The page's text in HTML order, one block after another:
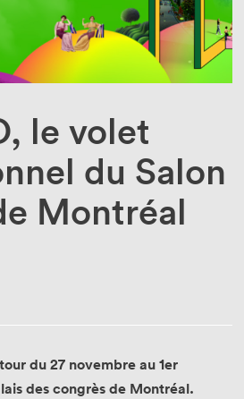
le volet
du Salon
Montréal
du 27 novembre au 1er
des congrès de Montréal.